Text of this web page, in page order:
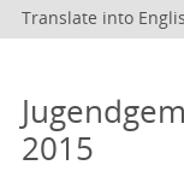
Translate into
2015